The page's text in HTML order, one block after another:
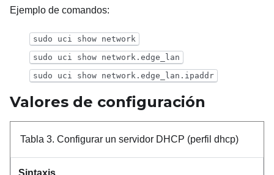
Ejemplo de comandos:
sudo uci show network
sudo uci show network.edge_lan
sudo uci show network.edge_lan.ipaddr
Valores de configuración
Tabla 3. Configurar un servidor DHCP (perfil dhcp)